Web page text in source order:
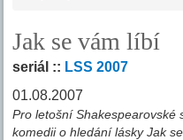
Jak se vám líbí
seriál :: LSS 2007
01.08.2007
Pro letošní Shakespearovské
komedii o hledání lásky Jak